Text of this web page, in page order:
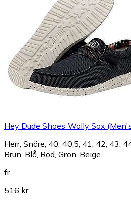
Hey Dude Shoes Wally Sox
Herr, Snöre, 40, 40.5, 41, 42, 43,
Brun, Blå, Röd, Grön, Beige
fr.
516 kr